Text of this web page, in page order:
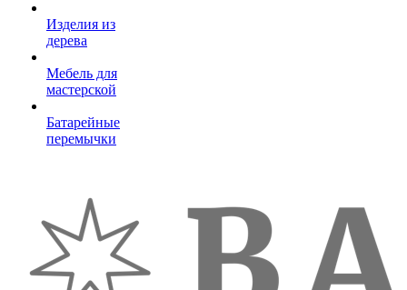
Изделия из
дерева
Мебель для
мастерской
Батарейные
перемычки